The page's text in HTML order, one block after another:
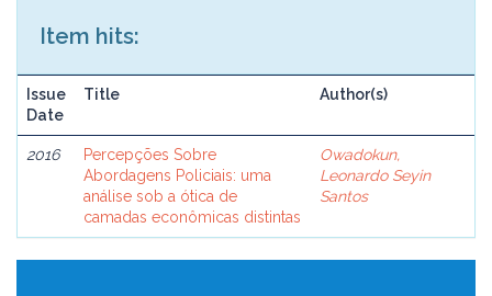
Item hits:
Issue
Date
Title Author(s)
2016
Percepções Sobre
Abordagens Policiais: uma
análise sob a ótica de
camadas econômicas distintas
Owadokun,
Leonardo Seyin
Santos